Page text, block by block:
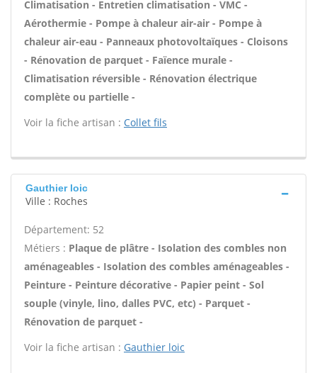
Climatisation - Entretien climatisation - VMC -
Aérothermie - Pompe à chaleur air-air - Pompe à
chaleur air-eau - Panneaux photovoltaïques - Cloisons
- Rénovation de parquet - Faïence murale -
Climatisation réversible - Rénovation électrique
complète ou partielle -
Voir la fiche artisan : Collet fils
Gauthier loic
Ville : Roches
Département: 52
Métiers : Plaque de plâtre - Isolation des combles non
aménageables - Isolation des combles aménageables -
Peinture - Peinture décorative - Papier peint - Sol
souple (vinyle, lino, dalles PVC, etc) - Parquet -
Rénovation de parquet -
Voir la fiche artisan : Gauthier loic